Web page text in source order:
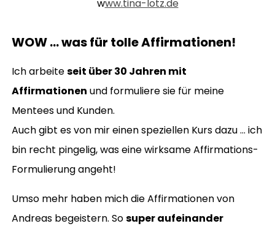
www.tina-lotz.de
WOW … was für tolle Affirmationen!
Ich arbeiteseit über 30 Jahren mit
Affirmationen und formuliere sie für meine
Mentees und Kunden.
Auch gibt es von mir einen speziellen Kurs dazu … ich
bin recht pingelig, was eine wirksame Affirmations-
Formulierung angeht!
Umso mehr haben mich die Affirmationen von
Andreas begeistern. Sosuper aufeinander